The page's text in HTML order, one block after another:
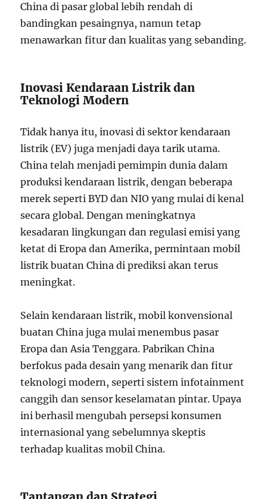
China di pasar global lebih rendah di
bandingkan pesaingnya, namun tetap
menawarkan fitur dan kualitas yang sebanding.
Inovasi Kendaraan Listrik dan
Teknologi Modern
Tidak hanya itu, inovasi di sektor kendaraan
listrik (EV) juga menjadi daya tarik utama.
China telah menjadi pemimpin dunia dalam
produksi kendaraan listrik, dengan beberapa
merek seperti BYD dan NIO yang mulai di kenal
secara global. Dengan meningkatnya
kesadaran lingkungan dan regulasi emisi yang
ketat di Eropa dan Amerika, permintaan mobil
listrik buatan China di prediksi akan terus
meningkat.
Selain kendaraan listrik, mobil konvensional
buatan China juga mulai menembus pasar
Eropa dan Asia Tenggara. Pabrikan China
berfokus pada desain yang menarik dan fitur
teknologi modern, seperti sistem infotainment
canggih dan sensor keselamatan pintar. Upaya
ini berhasil mengubah persepsi konsumen
internasional yang sebelumnya skeptis
terhadap kualitas mobil China.